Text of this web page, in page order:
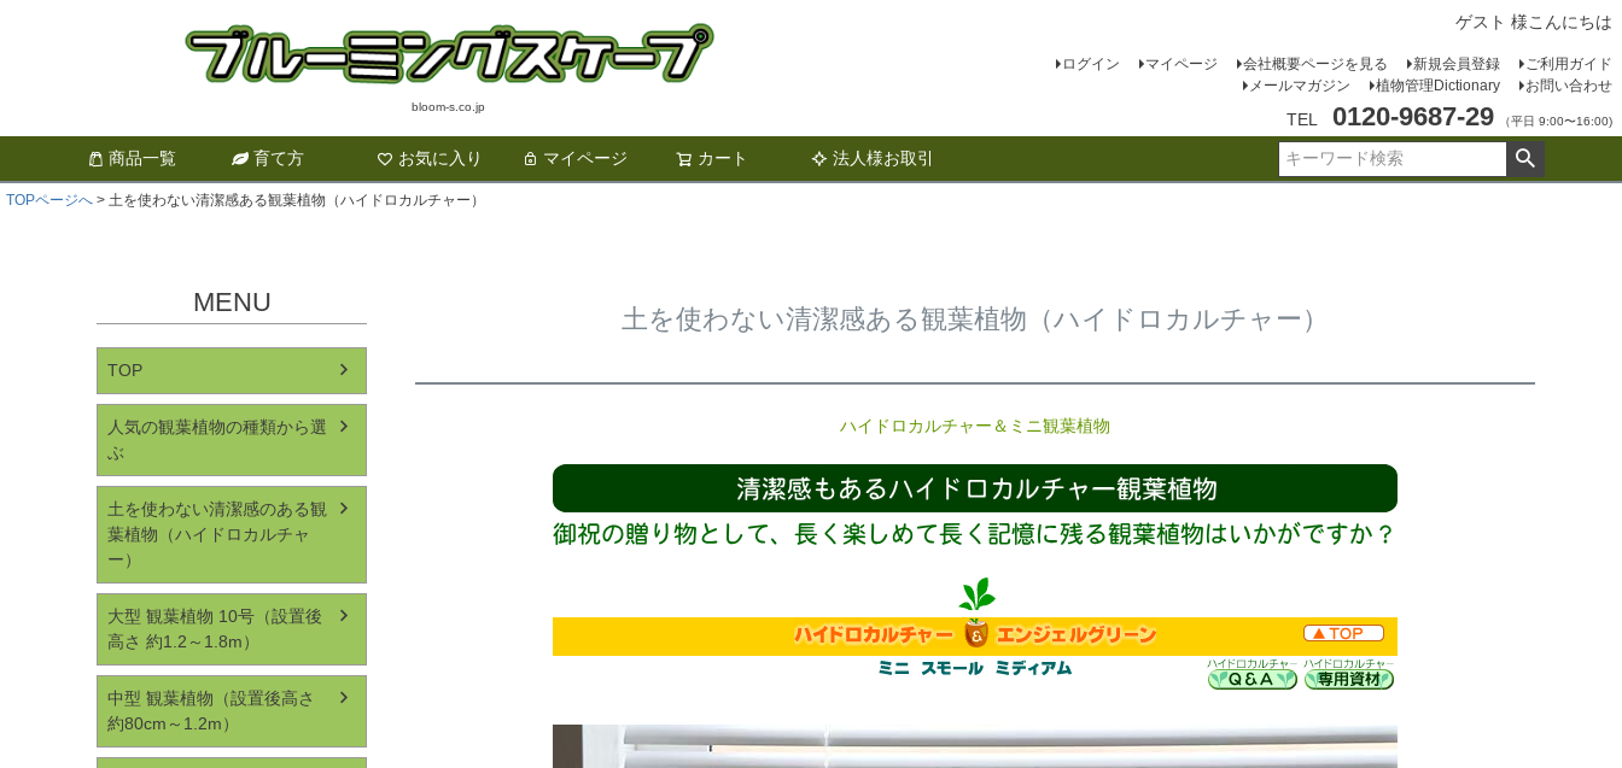
bloom-s.co.jp
ゲスト 様こんにちは
ログイン マイページ 会社概要ページを見る 新規会員登録
ご利用ガイド
メールマガジン
植物管理Dictionary お問い合わせ
TEL 0120-9687-29 （平日 9:00〜16:00)
商品一覧 育て方 お気に入り マイページ カート 法人様お取引
検索
TOPページへ 土を使わない清潔感ある観葉植物（ハイドロカルチャー）
MENU
TOP
人気の観葉植物の種類から選
ぶ
土を使わない清潔感のある観
葉植物（ハイドロカルチャ
ー）
大型 観葉植物 10号（設置後
高さ 約1.2～1.8m）
中型 観葉植物（設置後高さ
約80cm～1.2m）
土を使わない清潔感ある観葉植物（ハイドロカルチャー）
ハイドロカルチャー＆ミニ観葉植物